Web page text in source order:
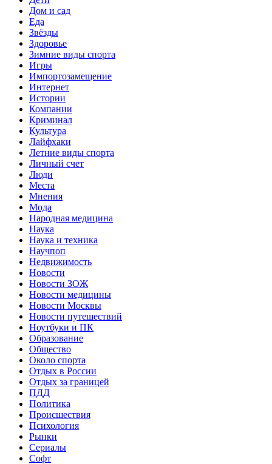
Дом и сад
Еда
Звёзды
Здоровье
Зимние виды спорта
Игры
Импортозамещение
Интернет
Истории
Компании
Криминал
Культура
Лайфхаки
Летние виды спорта
Личный счет
Люди
Места
Мнения
Мода
Народная медицина
Наука
Наука и техника
Научпоп
Недвижимость
Новости
Новости ЗОЖ
Новости медицины
Новости Москвы
Новости путешествий
Ноутбуки и ПК
Образование
Общество
Около спорта
Отдых в России
Отдых за границей
ПДД
Политика
Происшествия
Психология
Рынки
Сериалы
Софт